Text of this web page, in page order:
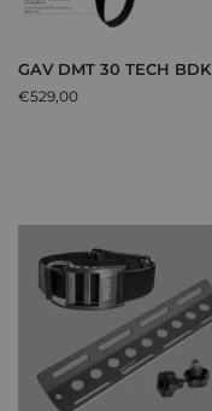
GAV DMT 30 TECH BDK
€529,00